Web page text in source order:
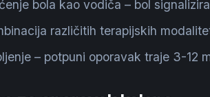
bola kao vodiča – bol
različitih terapijskih
– potpuni oporavak traje 3-12